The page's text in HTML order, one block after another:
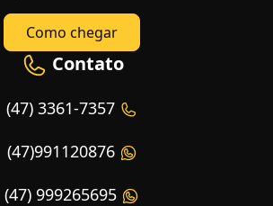
Como chegar
Contato
(47) 3361-7357
(47)991120876
(47) 999265695